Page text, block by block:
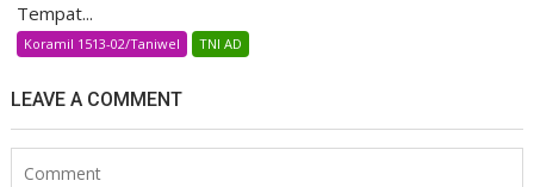
Tempat...
Koramil 1513-02/Taniwel TNI AD
LEAVE A COMMENT